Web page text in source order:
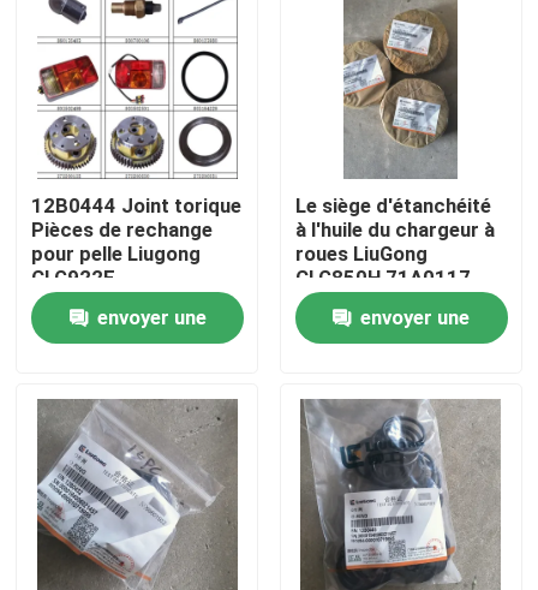
Aperçu
Produits
A propos de nous
Visite d'usine
Contrôle de la qualité
Contact
12B0444 Joint torique
Pièces de rechange
pour pelle Liugong
CLG922E
envoyer une
Le siège d'étanchéité
à l'huile du chargeur à
roues LiuGong
CLG850H 71A0117
envoyer une